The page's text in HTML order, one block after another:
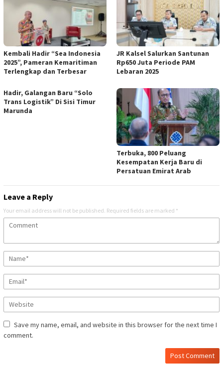
Kembali Hadir “Sea Indonesia
2025”, Pameran Kemaritiman
Terlengkap dan Terbesar
JR Kalsel Salurkan Santunan
Rp650 Juta Periode PAM
Lebaran 2025
Hadir, Galangan Baru “Solo
Trans Logistik” Di Sisi Timur
Marunda
Terbuka, 800 Peluang
Kesempatan Kerja Baru di
Persatuan Emirat Arab
Leave a Reply
Your email address will not be published. Required fields are marked *
Save my name, email, and website in this browser for the next time I
comment.